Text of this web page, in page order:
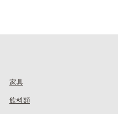
家具
飲料類